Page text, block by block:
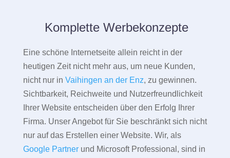
Komplette Werbekonzepte
Eine schöne Internetseite allein reicht in der
heutigen Zeit nicht mehr aus, um neue Kunden,
nicht nur in Vaihingen an der Enz, zu gewinnen.
Sichtbarkeit, Reichweite und Nutzerfreundlichkeit
Ihrer Website entscheiden über den Erfolg Ihrer
Firma. Unser Angebot für Sie beschränkt sich nicht
nur auf das Erstellen einer Website. Wir, als
Google Partnerund Microsoft Professional, sind in